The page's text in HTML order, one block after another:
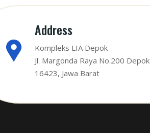
Address
Kompleks LIA Depok
Jl. Margonda Raya No.200 Depok
16423, Jawa Barat